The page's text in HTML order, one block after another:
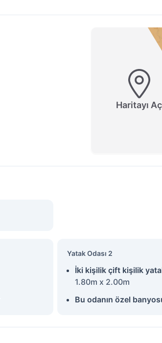
Haritayı Aç
Yatak Odası 2
İki kişilik çift kişilik
1.80m x 2.00m
Bu odanın özel